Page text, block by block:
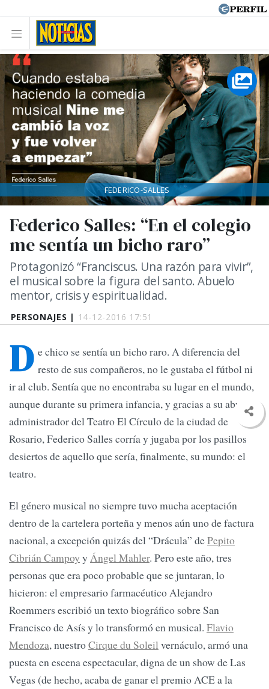
PERSONAJES | 14-12-2016 17:51
Federico Salles: “En el colegio
me sentía un bicho raro”
Protagonizó “Franciscus. Una razón para vivir”,
el musical sobre la figura del santo. Abuelo
mentor, crisis y espiritualidad.
FEDERICO-SALLES
D e chico se sentía un bicho raro. A diferencia del
resto de sus compañeros, no le gustaba el fútbol ni
ir al club. Sentía que no encontraba su lugar en el mundo,
aunque durante su primera infancia, y gracias a su abuelo,
administrador del Teatro El Círculo de la ciudad de
Rosario, Federico Salles corría y jugaba por los pasillos
desiertos de aquello que sería, finalmente, su mundo: el
teatro.
El género musical no siempre tuvo mucha aceptación
dentro de la cartelera porteña y menos aún uno de factura
nacional, a excepción quizás del “Drácula” dePepito
Cibrián Campoy y Ángel Mahler. Pero este año, tres
personas que era poco probable que se juntaran, lo
hicieron: el empresario farmacéutico Alejandro
Roemmers escribió un texto biográfico sobre San
Francisco de Asís y lo transformó en musical. Flavio
Mendoza, nuestroCirque du Soleil vernáculo, armó una
puesta en escena espectacular, digna de un show de Las
Vegas (de hecho, acaba de ganar el premio ACE a la